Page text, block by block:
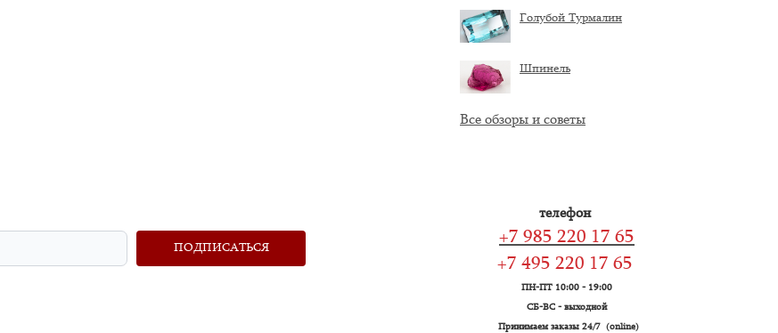
Голубой Турмалин
Шпинель
Все обзоры и советы
ПОДПИСАТЬСЯ
телефон
+7 985 220 17 65
+7 495 220 17 65
ПН-ПТ 10:00 - 19:00
СБ-ВС - выходной
Принимаем заказы 24/7 (online)